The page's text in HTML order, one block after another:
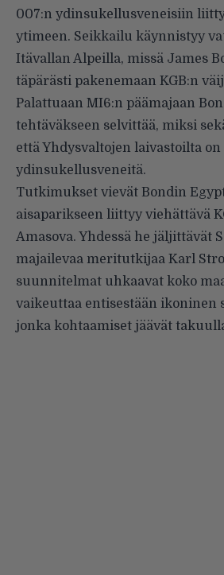
007:n ydinsukellusveneisiin
ytimeen. Seikkailu käynnistyy
Itävallan Alpeilla, missä James
täpärästi pakenemaan KGB:n
Palattuaan MI6:n päämajaan
tehtäväkseen selvittää, miksi
että Yhdysvaltojen laivastoilta
ydinsukellusveneitä.
Tutkimukset vievät Bondin
aisaparikseen liittyy viehättävä
Amasova. Yhdessä he jäljittävät
majailevaa meritutkijaa Karl
suunnitelmat uhkaavat koko
vaikeuttaa entisestään ikoninen
jonka kohtaamiset jäävät